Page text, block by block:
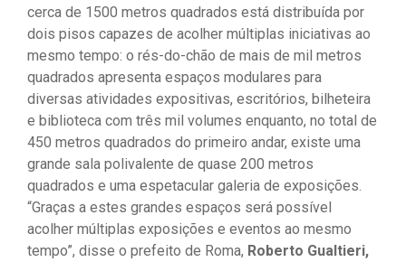
cerca de 1500 metros quadrados está distribuída por
dois pisos capazes de acolher múltiplas iniciativas ao
mesmo tempo: o rés-do-chão de mais de mil metros
quadrados apresenta espaços modulares para
diversas atividades expositivas, escritórios, bilheteira
e biblioteca com três mil volumes enquanto, no total de
450 metros quadrados do primeiro andar, existe uma
grande sala polivalente de quase 200 metros
quadrados e uma espetacular galeria de exposições.
“Graças a estes grandes espaços será possível
acolher múltiplas exposições e eventos ao mesmo
tempo”, disse o prefeito de Roma, Roberto Gualtieri,